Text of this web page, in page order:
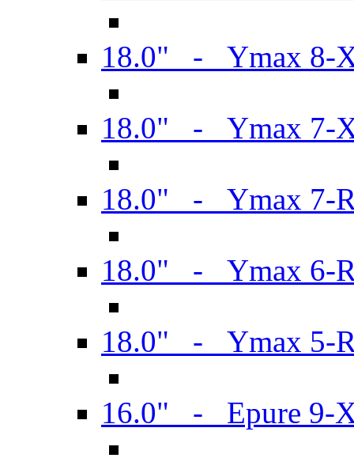
18.0" - Ymax 8-
18.0" - Ymax 7-
18.0" - Ymax 7-
18.0" - Ymax 6-
18.0" - Ymax 5-
16.0" - Epure 9-